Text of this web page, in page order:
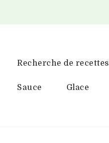
Recherche de recettes
Sauce Glace